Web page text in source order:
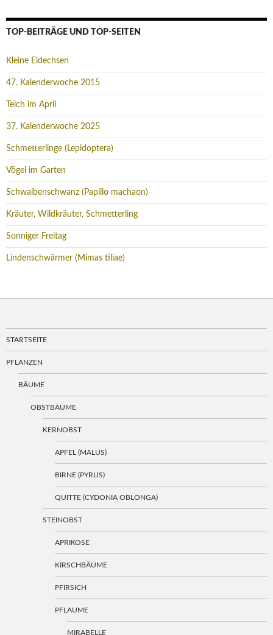
TOP-BEITRÄGE UND TOP-SEITEN
Kleine Eidechsen
47. Kalenderwoche 2015
Teich im April
37. Kalenderwoche 2025
Schmetterlinge (Lepidoptera)
Vögel im Garten
Schwalbenschwanz (Papillo machaon)
Kräuter, Wildkräuter, Schmetterling
Sonniger Freitag
Lindenschwärmer (Mimas tiliae)
STARTSEITE
PFLANZEN
BÄUME
OBSTBÄUME
KERNOBST
APFEL (MALUS)
BIRNE (PYRUS)
QUITTE (CYDONIA OBLONGA)
STEINOBST
APRIKOSE
KIRSCHBÄUME
PFIRSICH
PFLAUME
MIRABELLE